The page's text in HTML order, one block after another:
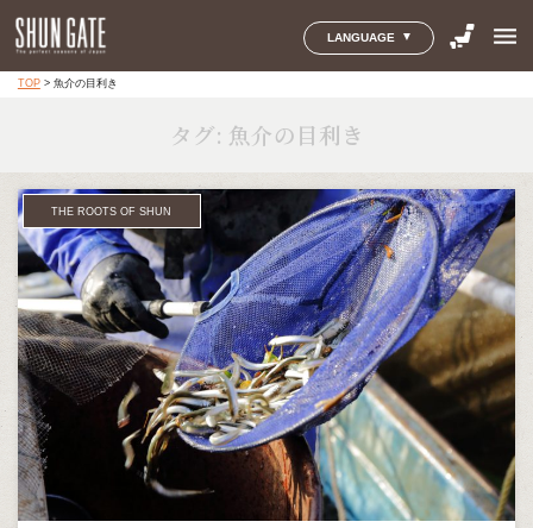
LANGUAGE menu
TOP> 魚介の目利き
タグ: 魚介の目利き
THE ROOTS OF SHUN